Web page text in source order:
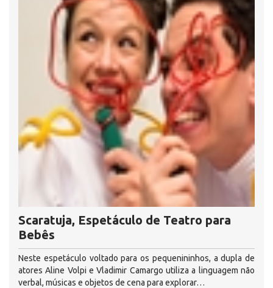
Scaratuja, Espetáculo de Teatro para
Bebês
Neste espetáculo voltado para os pequenininhos, a dupla de
atores Aline Volpi e Vladimir Camargo utiliza a linguagem não
verbal, músicas e objetos de cena para explorar…